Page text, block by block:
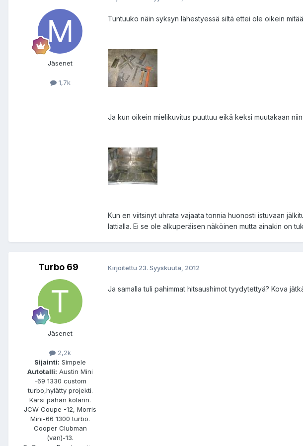
Jäsenet
1,7k
Tuntuuko näin syksyn lähestyessä siltä ettei ole oikein
Ja kun oikein mielikuvitus puuttuu eikä keksi muutakaan
Kun en viitsinyt uhrata vajaata tonnia huonosti istuvaan
lattialla. Ei se ole alkuperäisen näköinen mutta ainakin on
Turbo 69
Jäsenet
2,2k
Sijainti: Simpele
Autotalli: Austin Mini
-69 1330 custom
turbo,hylätty projekti.
Kärsi pahan kolarin.
JCW Coupe -12, Morris
Mini-66 1300 turbo.
Cooper Clubman
(van)-13.
Kirjoitettu 23. Syyskuuta, 2012
Ja samalla tuli pahimmat hitsaushimot tyydytettyä? Kova